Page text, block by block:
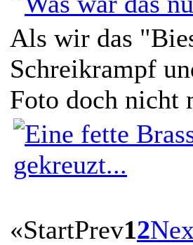
Als wir das
Schreikrampf
Foto doch nicht
«StartPrev12